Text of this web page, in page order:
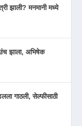
झाली? मनमानी मध्ये
उंच झाला, अभिषेक
गाठली, सेल्फीसाठी